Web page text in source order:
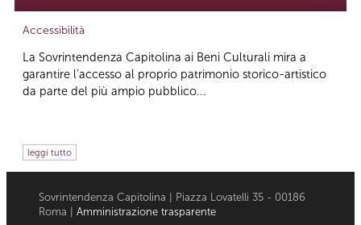
Accessibilità
La Sovrintendenza Capitolina ai Beni Culturali mira a
garantire l’accesso al proprio patrimonio storico-artistico
da parte del più ampio pubblico...
leggi tutto
Sovrintendenza Capitolina | Piazza Lovatelli 35 - 00186
Roma | Amministrazione trasparente